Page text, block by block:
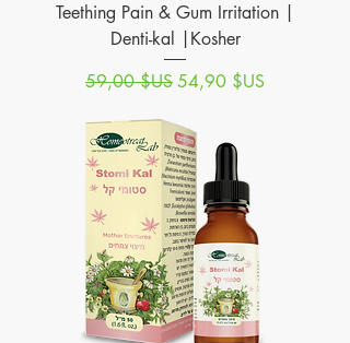
Teething Pain & Gum Irritation |
Denti-kal |Kosher
Prix original
59,00 $USPrix promotionnel
54,90 $US